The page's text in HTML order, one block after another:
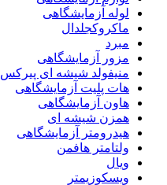
لوله آزمایشگاهی
ماکروکجلدال
مبرد
مزور آزمایشگاهی
منیفولد شیشه ای پیرکس
هات پلیت آزمایشگاهی
هاون آزمایشگاهی
همزن شیشه ای
هیدرومتر آزمایشگاهی
ولتامتر هافمن
ویال
ویسکوزیمتر